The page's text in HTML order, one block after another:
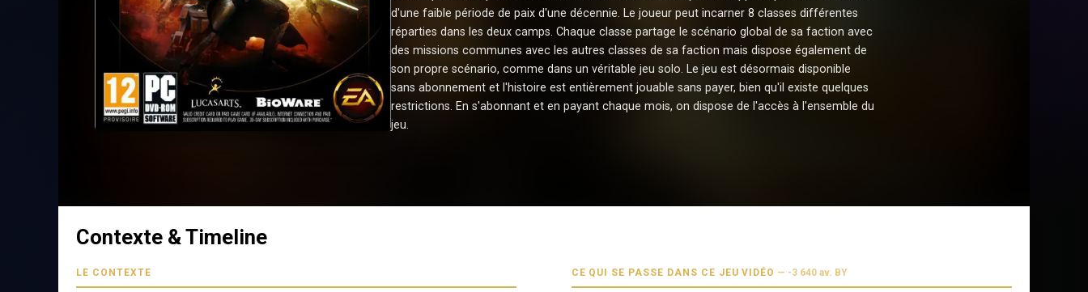
d'une faible période de paix d'une décennie. Le joueur peut incarner 8 classes différentes
réparties dans les deux camps. Chaque classe partage le scénario global de sa faction avec
des missions communes avec les autres classes de sa faction mais dispose également de
son propre scénario, comme dans un véritable jeu solo. Le jeu est désormais disponible
sans abonnement et l'histoire est entièrement jouable sans payer, bien qu'il existe quelques
restrictions. En s'abonnant et en payant chaque mois, on dispose de l'accès à l'ensemble du
jeu.
Contexte & Timeline
LE CONTEXTE CE QUI SE PASSE DANS CE JEU VIDÉO — -3 640 av. BY